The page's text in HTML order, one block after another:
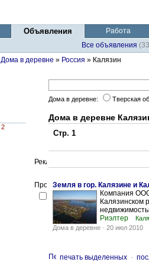
Объявления
Работа
Все объявления
Дома в деревне » Россия » Калязин
2
Дома в деревне: Тверская
Дома в деревне
Стр. 1
Земля в гор. Калязине и
Компания
Калязинском
Риэлтер
Дома в деревне - 20 июл 2010
печать выделенных -